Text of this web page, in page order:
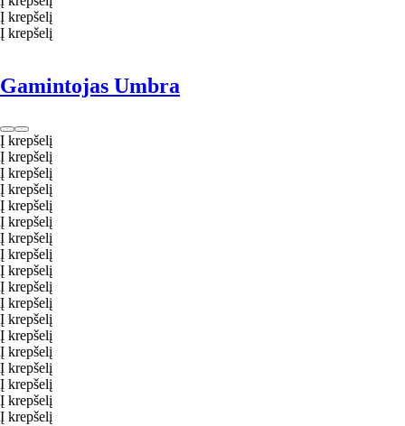
Į krepšelį
Į krepšelį
Gamintojas Umbra
Į krepšelį
Į krepšelį
Į krepšelį
Į krepšelį
Į krepšelį
Į krepšelį
Į krepšelį
Į krepšelį
Į krepšelį
Į krepšelį
Į krepšelį
Į krepšelį
Į krepšelį
Į krepšelį
Į krepšelį
Į krepšelį
Į krepšelį
Į krepšelį